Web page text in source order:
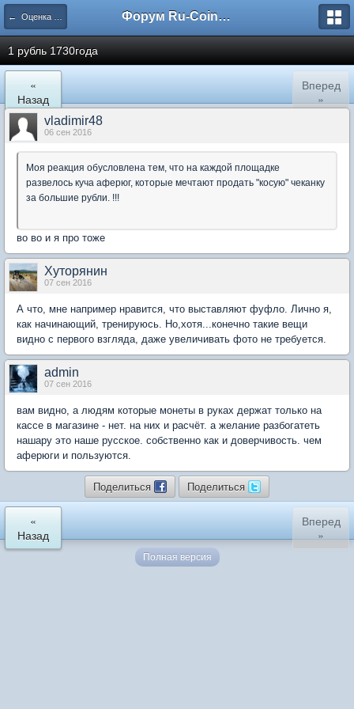
← Оценка монет царской России Форум Ru-Coin.ru
1 рубль 1730года
«
Назад
Вперед
»
vladimir48
06 сен 2016
Моя реакция обусловлена тем, что на каждой площадке
развелось куча аферюг, которые мечтают продать "косую" чеканку
за большие рубли. !!!
во во и я про тоже
Хуторянин
07 сен 2016
А что, мне например нравится, что выставляют фуфло. Лично я,
как начинающий, тренируюсь. Но,хотя...конечно такие вещи
видно с первого взгляда, даже увеличивать фото не требуется.
admin
07 сен 2016
вам видно, а людям которые монеты в руках держат только на
кассе в магазине - нет. на них и расчёт. а желание разбогатеть
нашару это наше русское. собственно как и доверчивость. чем
аферюги и пользуются.
Поделиться Поделиться
«
Назад
Вперед
»
Полная версия